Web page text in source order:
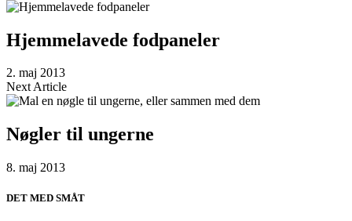
Hjemmelavede fodpaneler
2. maj 2013
Next Article
Nøgler til ungerne
8. maj 2013
DET MED SMÅT